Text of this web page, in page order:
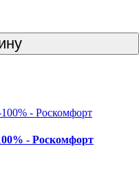
- Роскомфорт